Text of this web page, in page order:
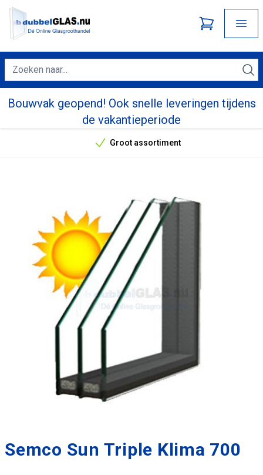
Bouwvak geopend! Ook snelle leveringen tijdens
de vakantieperiode
Onze unieke verkoopargumenten
Groot assortiment
Semco Sun Triple Klima 700